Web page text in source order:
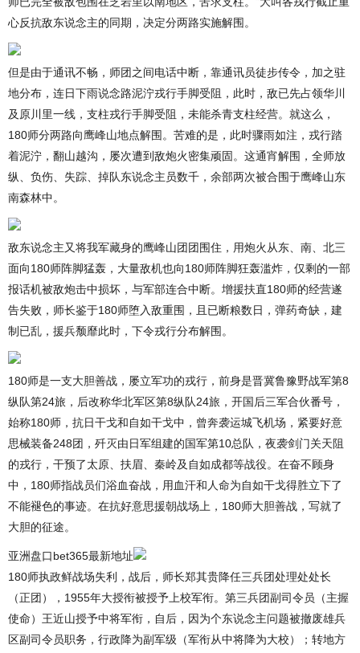
心反抗敌东说念主的同期，决定分两路实施解围。
但是由于通讯不畅，师团之间电话中断，靠通讯员徒步传令，加之驻
地分布，连日下雨说念路泥泞戎行手脚受阻，此时，敌已先占领华川
及原川里一线，支柱戎行手脚受阻，未能杀青支柱经营。就这么，
180师分两路向鹰峰山地点解围。苦难的是，此时骤雨如注，戎行踏
着泥泞，翻山越沟，屡次遭到敌炮火密集顽固。这通宵解围，全师放
纵、负伤、失踪、掉队东说念主员数千，余部两次被合围于鹰峰山东
南森林中。
敌东说念主又将我军藏身的鹰峰山团团围住，用炮火从东、南、北三
面向180师阵脚猛轰，大量敌机也向180师阵脚狂轰滥炸，仅剩的一部
报话机被敌炮击中损坏，与军部连合中断。增援扶直180师的经营遂
告失败，师长鉴于180师堕入敌重围，且已断粮数日，弹药奇缺，建
制已乱，援兵颓靡此时，下令戎行分布解围。
180师是一支大胆善战，屡立军功的戎行，前身是晋冀鲁豫野战军第8
纵队第24旅，后改称华北军区第8纵队24旅，开国后三军合伙番号，
始称180师，抗日干戈和自如干戈中，曾奔袭运城飞机场，紧要好意
思械装备248团，歼灭由日军组建的国军第10总队，夜袭剑门关天阻
的戎行，干预了太原、扶眉、秦岭及自如成都等战役。在奋不顾身
中，180师指战员们浴血奋战，用血汗和人命为自如干戈得胜立下了
不能褪色的事迹。在抗好意思援朝战场上，180师大胆善战，写就了
大胆的征途。
亚洲盘口bet365最新地址
180师执政鲜战场失利，战后，师长郑其贵降任三兵团处理处处长
（正团），1955年大授衔被授予上校军衔。第三兵团副司令员（主握
使命）王近山授予中将军衔，自后，因为个东说念主问题被撤废雄兵
区副司令员职务，行政降为副军级（军衔从中将降为大校）；转地方